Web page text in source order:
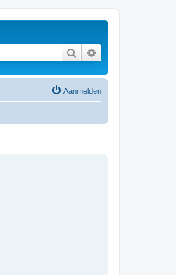
Zoek
Aanmelden